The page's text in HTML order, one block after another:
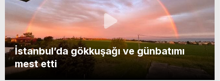
İstanbul’da gökkuşağı ve günbatımı
mest etti